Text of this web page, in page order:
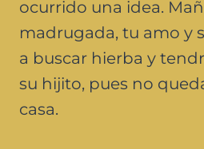
ocurrido una idea.
madrugada, tu amo y
a buscar hierba y
su hijito, pues no
casa.